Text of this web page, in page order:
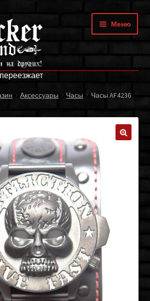
Меню
Аксессуары Часы
Часы AF4236